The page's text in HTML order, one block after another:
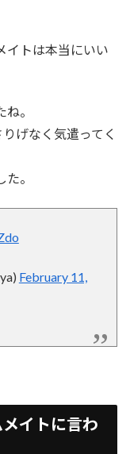
イトは本当にいい
。
げなく気遣ってく
。
February 11,
メイトに言わ